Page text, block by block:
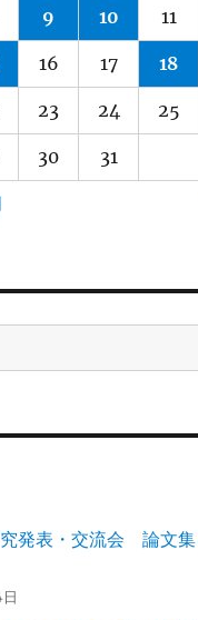
業
に
つ
い
て
に
9 10 11
16 17 18
23 24 25
30 31
発表・交流会 論文集